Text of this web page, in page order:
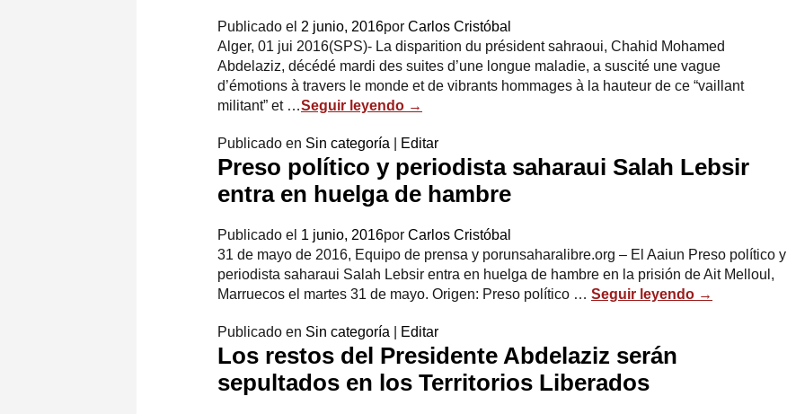
Publicado el 2 junio, 2016por Carlos Cristóbal
Alger, 01 jui 2016(SPS)- La disparition du président sahraoui, Chahid Mohamed
Abdelaziz, décédé mardi des suites d’une longue maladie, a suscité une vague
d’émotions à travers le monde et de vibrants hommages à la hauteur de ce “vaillant
militant” et …Seguir leyendo →
Publicado en Sin categoría Editar
Preso político y periodista saharaui Salah Lebsir
entra en huelga de hambre
Publicado el 1 junio, 2016por Carlos Cristóbal
31 de mayo de 2016, Equipo de prensa y porunsaharalibre.org – El Aaiun Preso político y
periodista saharaui Salah Lebsir entra en huelga de hambre en la prisión de Ait Melloul,
Marruecos el martes 31 de mayo. Origen: Preso político … Seguir leyendo →
Publicado en Sin categoría Editar
Los restos del Presidente Abdelaziz serán
sepultados en los Territorios Liberados